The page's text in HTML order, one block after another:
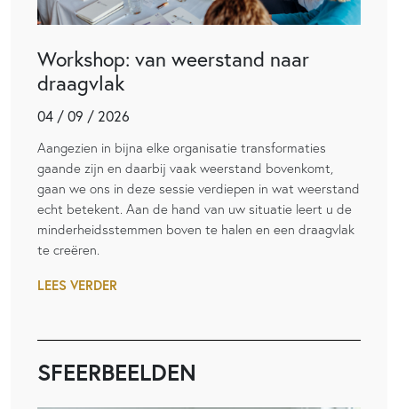
Workshop: van weerstand naar
draagvlak
04 / 09 / 2026
Aangezien in bijna elke organisatie transformaties
gaande zijn en daarbij vaak weerstand bovenkomt,
gaan we ons in deze sessie verdiepen in wat weerstand
echt betekent. Aan de hand van uw situatie leert u de
minderheidsstemmen boven te halen en een draagvlak
te creëren.
LEES VERDER
SFEERBEELDEN